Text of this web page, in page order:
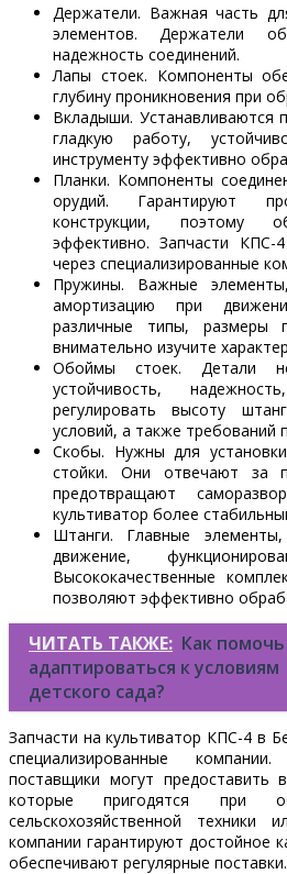
Держатели. Важная часть
элементов. Держатели
надежность соединений.
Лапы стоек. Компоненты
глубину проникновения при
Вкладыши. Устанавливаются
гладкую работу,
инструменту эффективно
Планки. Компоненты
орудий. Гарантируют
конструкции, поэтому
эффективно. Запчасти КПС-
через специализированные
Пружины. Важные
амортизацию при
различные типы, размеры
внимательно изучите
Обоймы стоек. Детали
устойчивость,
регулировать высоту
условий, а также требований
Скобы. Нужны для
стойки. Они отвечают за
предотвращают
культиватор более
Штанги. Главные
движение,
Высококачественные
позволяют эффективно
ЧИТАТЬ ТАКЖЕ: Как
адаптироваться к условиям
детского сада?
Запчасти на культиватор КПС-4 в
специализированные
поставщики могут предоставить
которые пригодятся при
сельскохозяйственной техники
компании гарантируют достойное
обеспечивают регулярные поставки.